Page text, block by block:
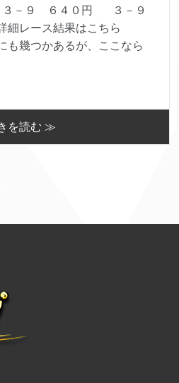
－９ ６４０円 ３－９
レース結果はこちら
も幾つかあるが、ここなら
を読む ≫